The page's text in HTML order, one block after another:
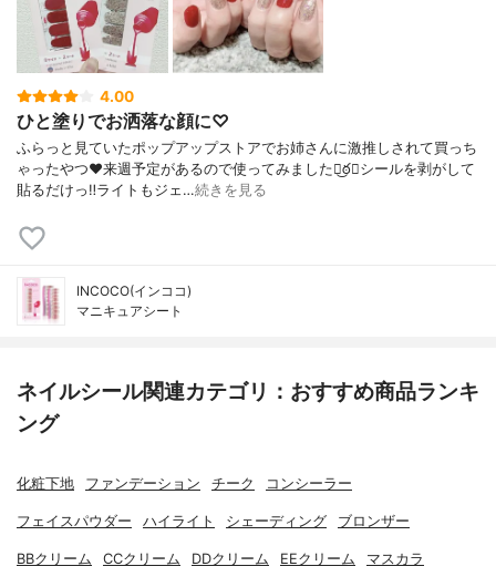
4.00
ひと塗りでお洒落な顔に♡
ふらっと見ていたポップアップストアでお姉さんに激推しされて買っち
ゃったやつ❤️来週予定があるので使ってみましたఠ͜ఠ❣シールを剥がして
貼るだけっ‼︎ライトもジェ…続きを見る
INCOCO(インココ)
マニキュアシート
ネイルシール関連カテゴリ：おすすめ商品ランキ
ング
化粧下地 ファンデーション チーク コンシーラー
フェイスパウダー ハイライト シェーディング ブロンザー
BBクリーム CCクリーム DDクリーム EEクリーム マスカラ